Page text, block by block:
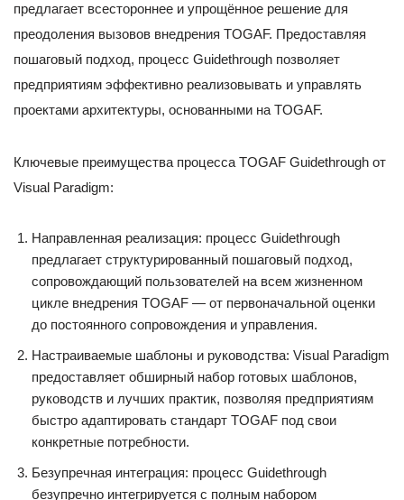
предлагает всестороннее и упрощённое решение для
преодоления вызовов внедрения TOGAF. Предоставляя
пошаговый подход, процесс Guidethrough позволяет
предприятиям эффективно реализовывать и управлять
проектами архитектуры, основанными на TOGAF.
Ключевые преимущества процесса TOGAF Guidethrough от
Visual Paradigm:
Направленная реализация: процесс Guidethrough
предлагает структурированный пошаговый подход,
сопровождающий пользователей на всем жизненном
цикле внедрения TOGAF — от первоначальной оценки
до постоянного сопровождения и управления.
Настраиваемые шаблоны и руководства: Visual Paradigm
предоставляет обширный набор готовых шаблонов,
руководств и лучших практик, позволяя предприятиям
быстро адаптировать стандарт TOGAF под свои
конкретные потребности.
Безупречная интеграция: процесс Guidethrough
безупречно интегрируется с полным набором